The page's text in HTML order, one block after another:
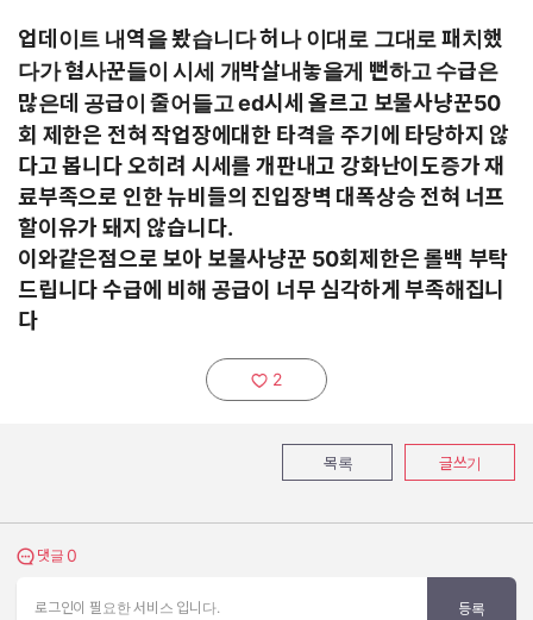
업데이트 내역을 봤습니다 허나 이대로 그대로 패치했
다가 혐사꾼들이 시세 개박살내놓을게 뻔하고 수급은
많은데 공급이 줄어들고 ed시세 올르고 보물사냥꾼50
회 제한은 전혀 작업장에대한 타격을 주기에 타당하지 않
다고 봅니다 오히려 시세를 개판내고 강화난이도증가 재
료부족으로 인한 뉴비들의 진입장벽 대폭상승 전혀 너프
할이유가 돼지 않습니다.
이와같은점으로 보아 보물사냥꾼 50회제한은 롤백 부탁
드립니다 수급에 비해 공급이 너무 심각하게 부족해집니
다
추천하기:
2
목록 글쓰기
댓글 보기
댓글 0
로그인이 필요한 서비스 입니다. 등록